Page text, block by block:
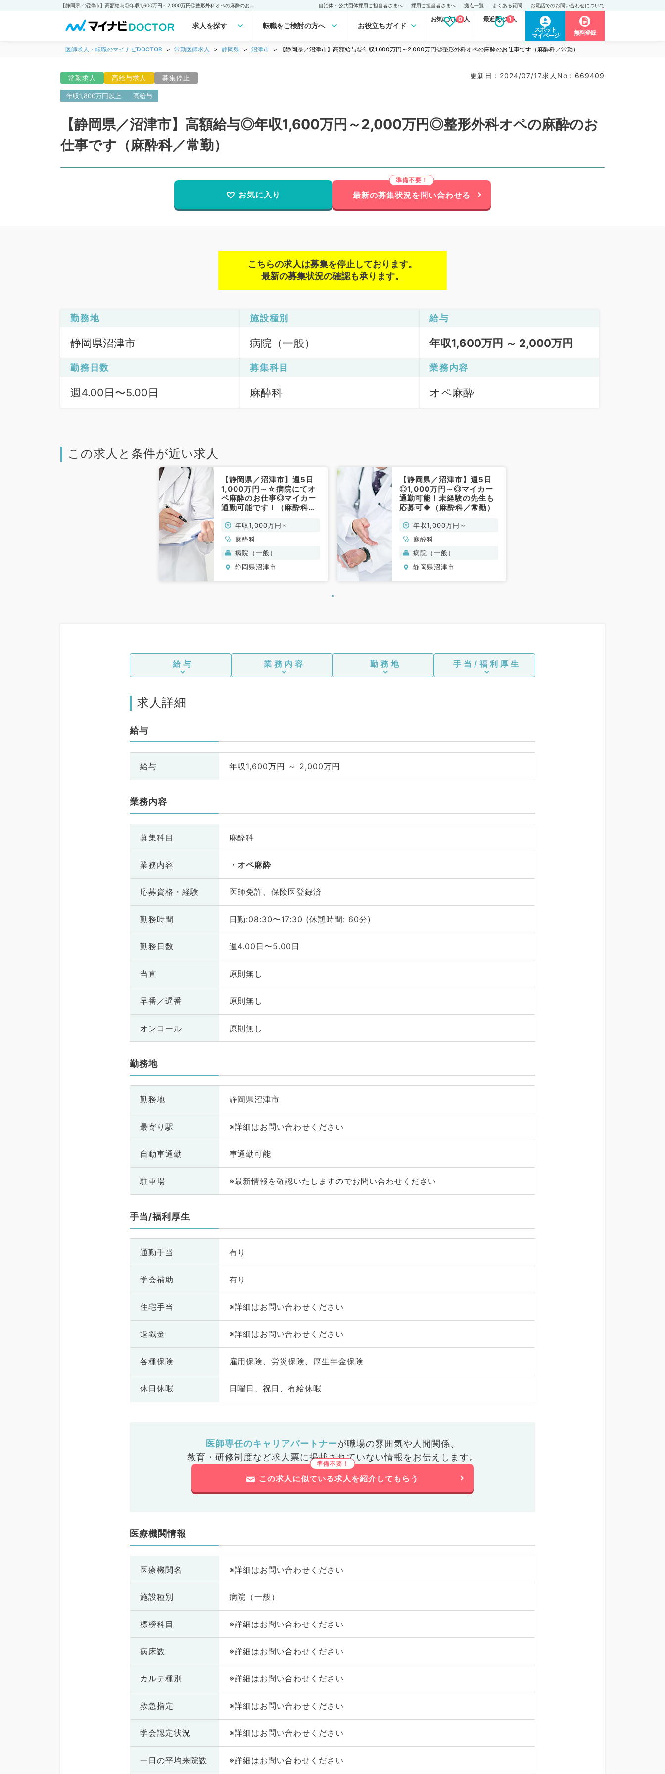
自治体・公共団体採用ご担当者さまへ 採用ご担当者さまへ 拠点一覧 よくある質問 お電話でのお問い合わせについて
求人を探す 転職をご検討の方へ お役立ちガイド
お気に入り求人
0 最近見た求人
1
スポット
マイページ
無料登録
医師求人・転職のマイナビDOCTOR 常勤医師求人 静岡県 沼津市 【静岡県／沼津市】高額給与◎年収1,600万円～2,000万円◎整形外科オペの麻酔のお仕事です（麻酔科／常勤）
常勤求人 高給与求人 募集停止 更新日 : 2024/07/17求人No : 669409
年収1,800万円以上 高給与
【静岡県／沼津市】高額給与◎年収1,600万円～2,000万円◎整形外科オペの麻酔のお
仕事です（麻酔科／常勤）
お気に入り 最新の募集状況を問い合わせる
こちらの求人は募集を停止しております。
最新の募集状況の確認も承ります。
勤務地
静岡県沼津市
施設種別
病院（一般）
給与
年収1,600万円 ～ 2,000万円
勤務日数
週4.00日〜5.00日
募集科目
麻酔科
業務内容
オペ麻酔
この求人と条件が近い求人
【静岡県／沼津市】週5日
1,000万円～☆病院にてオ
ペ麻酔のお仕事◎マイカー
通勤可能です！（麻酔科／
年収1,000万円～
麻酔科
病院（一般）
静岡県沼津市
【静岡県／沼津市】週5日
◎1,000万円～◎マイカー
通勤可能！未経験の先生も
応募可◆（麻酔科／常勤）
年収1,000万円～
麻酔科
病院（一般）
静岡県沼津市
給与 業務内容 勤務地 手当/福利厚生
求人詳細
給与
給与 年収1,600万円 ～ 2,000万円
業務内容
募集科目 麻酔科
業務内容 オペ麻酔
応募資格・ 経験 医師免許、保険医登録済
勤務時間 日勤:08:30〜17:30 (休憩時間: 60分)
勤務日数 週4.00日〜5.00日
当直 原則無し
早番／遅番 原則無し
オンコール 原則無し
勤務地
勤務地 静岡県沼津市
最寄り駅 ※詳細はお問い合わせください
自動車通勤 車通勤可能
駐車場 ※最新情報を確認いたしますのでお問い合わせください
手当/福利厚生
通勤手当 有り
学会補助 有り
住宅手当 ※詳細はお問い合わせください
退職金 ※詳細はお問い合わせください
各種保険 雇用保険、労災保険、厚生年金保険
休日休暇 日曜日、祝日、有給休暇
医師専任のキャリアパートナーが職場の雰囲気や人間関係、
教育・研修制度など求人票に掲載されていない情報をお伝えします。
この求人に似ている求人を紹介してもらう
医療機関情報
医療機関名 ※詳細はお問い合わせください
施設種別 病院（一般）
標榜科目 ※詳細はお問い合わせください
病床数 ※詳細はお問い合わせください
カルテ種別 ※詳細はお問い合わせください
救急指定 ※詳細はお問い合わせください
学会認定状況 ※詳細はお問い合わせください
一日の平均来院数 ※詳細はお問い合わせください